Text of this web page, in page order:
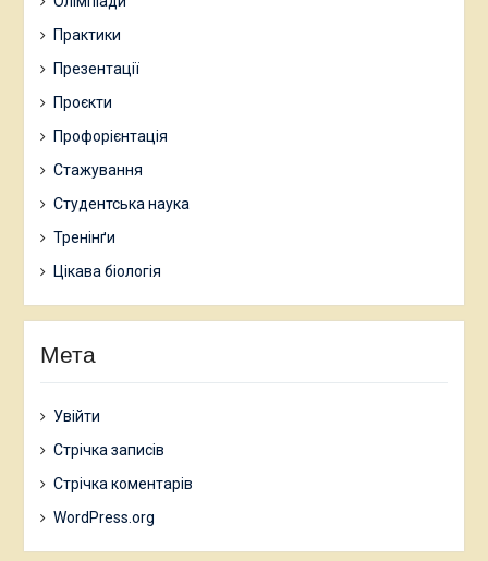
Практики
Презентації
Проєкти
Профорієнтація
Стажування
Студентська наука
Тренінґи
Цікава біологія
Мета
Увійти
Стрічка записів
Стрічка коментарів
WordPress.org